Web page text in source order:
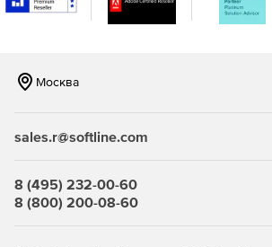
Москва
sales.r@softline.com
8 (495) 232-00-60
8 (800) 200-08-60